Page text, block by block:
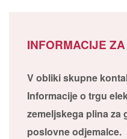
INFORMACIJE
V obliki skupne
Informacije o trgu
zemeljskega plina za
poslovne odjemalce.